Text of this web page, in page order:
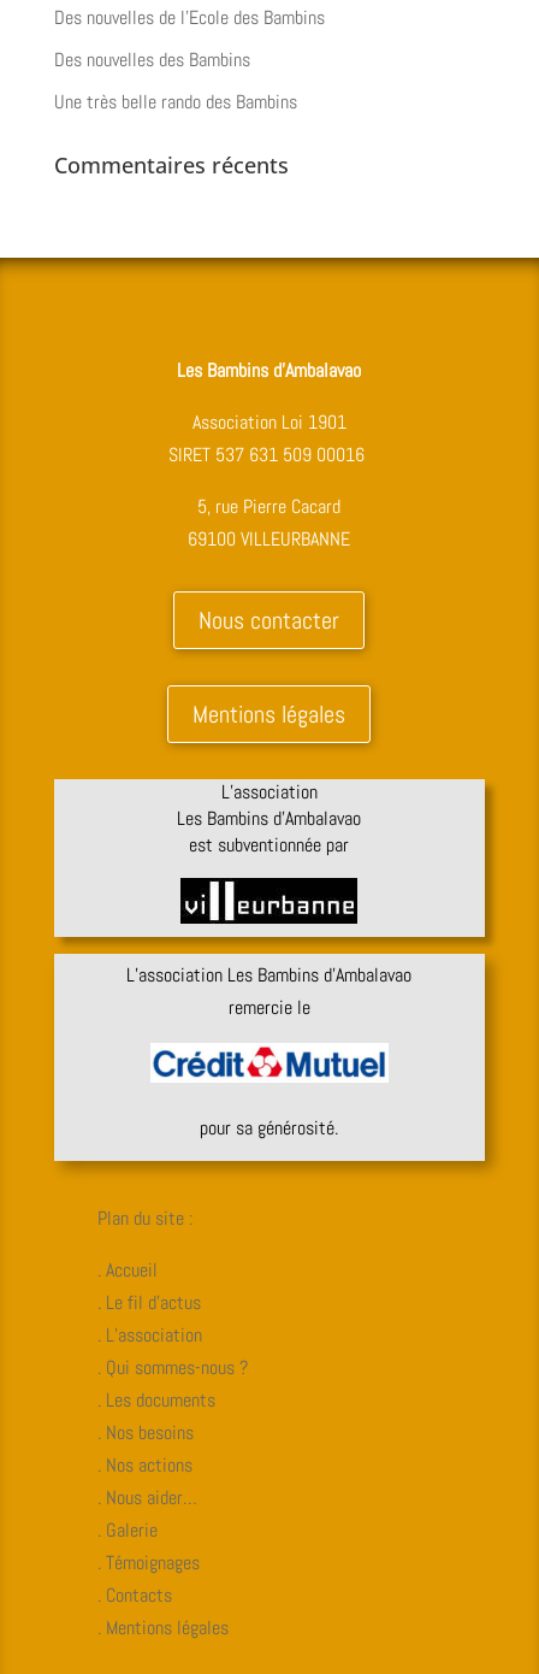
Des nouvelles de l’Ecole des Bambins
Des nouvelles des Bambins
Une très belle rando des Bambins
Commentaires récents
Les Bambins d’Ambalavao
Association Loi 1901
SIRET 537 631 509 00016
5, rue Pierre Cacard
69100 VILLEURBANNE
Nous contacter
Mentions légales
L’association
Les Bambins d’Ambalavao
est subventionnée par
L’association Les Bambins d’Ambalavao
remercie le
pour sa générosité.
Plan du site :
. Accueil
. Le fil d’actus
. L’association
. Qui sommes-nous ?
. Les documents
. Nos besoins
. Nos actions
. Nous aider…
. Galerie
. Témoignages
. Contacts
. Mentions légales